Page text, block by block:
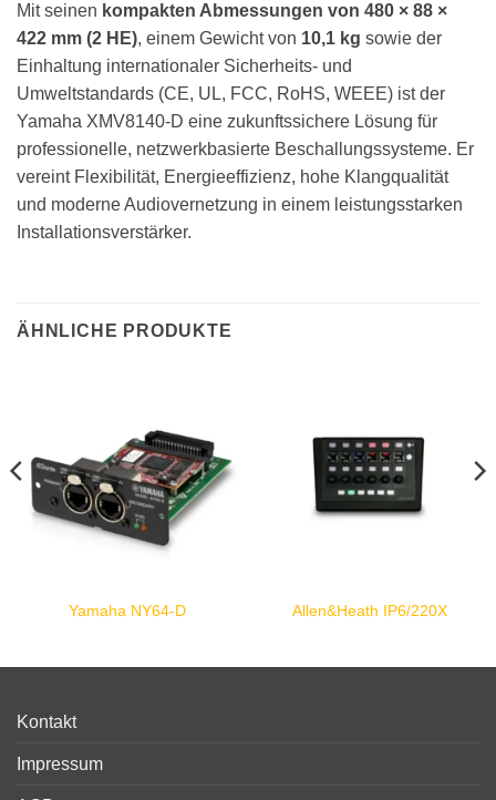
Mit seinen kompakten Abmessungen von 480 × 88 ×
422 mm (2 HE), einem Gewicht von 10,1 kg sowie der
Einhaltung internationaler Sicherheits- und
Umweltstandards (CE, UL, FCC, RoHS, WEEE) ist der
Yamaha XMV8140-D eine zukunftssichere Lösung für
professionelle, netzwerkbasierte Beschallungssysteme. Er
vereint Flexibilität, Energieeffizienz, hohe Klangqualität
und moderne Audiovernetzung in einem leistungsstarken
Installationsverstärker.
ÄHNLICHE PRODUKTE
Yamaha NY64-D Allen&Heath IP6/220X
Kontakt
Impressum